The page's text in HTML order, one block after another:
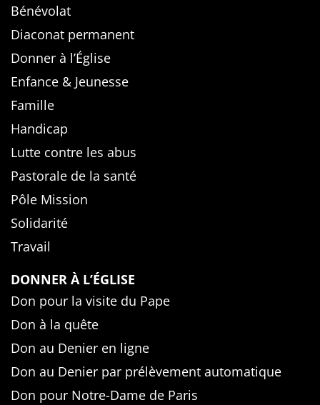
Bénévolat
Diaconat permanent
Donner à l’Église
Enfance & Jeunesse
Famille
Handicap
Lutte contre les abus
Pastorale de la santé
Pôle Mission
Solidarité
Travail
DONNER À L’ÉGLISE
Don pour la visite du Pape
Don à la quête
Don au Denier en ligne
Don au Denier par prélèvement automatique
Don pour Notre-Dame de Paris